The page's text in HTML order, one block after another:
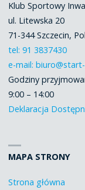
Klub Sportowy
ul. Litewska 20
71-344 Szczecin,
tel: 91 3837430
e-mail:
Godziny
9:00 – 14:00
Deklaracja
MAPA STRONY
Strona główna